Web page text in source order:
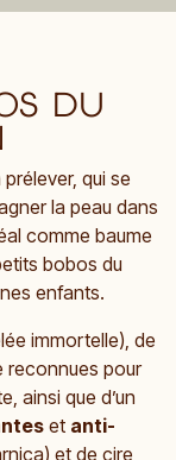
DU
qui se
la peau dans
comme baume
bobos du
enfants.
immortelle), de
reconnues pour
ainsi que d’un
et anti-
et de cire